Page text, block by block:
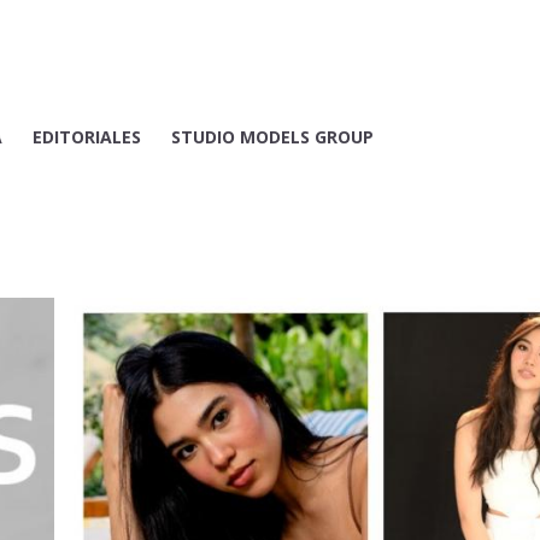
EDITORIALES STUDIO MODELS GROUP